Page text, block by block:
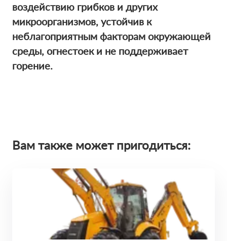
воздействию грибков и других
микроорганизмов, устойчив к
неблагоприятным факторам окружающей
среды, огнестоек и не поддерживает
горение.
Вам также может пригодиться: